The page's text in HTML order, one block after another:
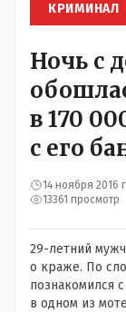
КРИМИНАЛ
Ночь с
в 170
с его
14 ноября 2016
13361 просмотр
29-летний
о краже. По
познакомился
в одном из